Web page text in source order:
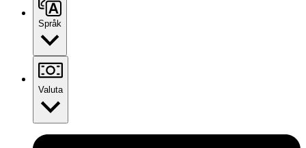
Språk
Valuta